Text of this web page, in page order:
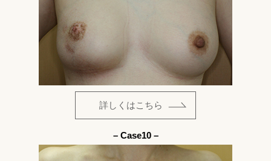
詳しくはこちら
– Case10 –